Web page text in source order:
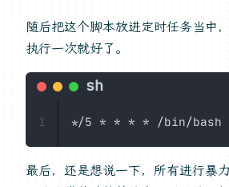
随后把这个脚本放进定时任务当中
执行一次就好了。
1
最后，还是想说一下，所有进行暴